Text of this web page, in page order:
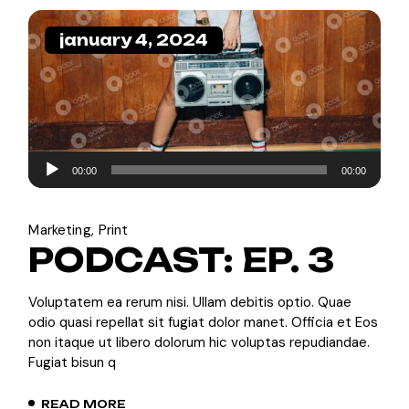
january 4, 2024
Audio
Player
00:00 00:00
Marketing Print
PODCAST: EP. 3
Voluptatem ea rerum nisi. Ullam debitis optio. Quae
odio quasi repellat sit fugiat dolor manet. Officia et Eos
non itaque ut libero dolorum hic voluptas repudiandae.
Fugiat bisun q
READ MORE